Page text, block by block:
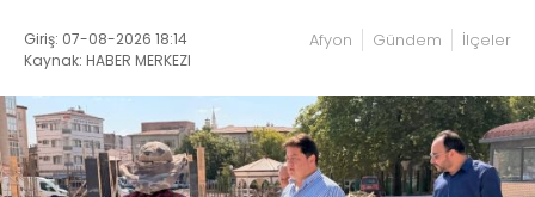
Giriş: 07-08-2026 18:14
Kaynak: HABER MERKEZI
Afyon Gündem İlçeler